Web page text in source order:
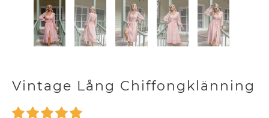
Vintage Lång Chiffongklänning